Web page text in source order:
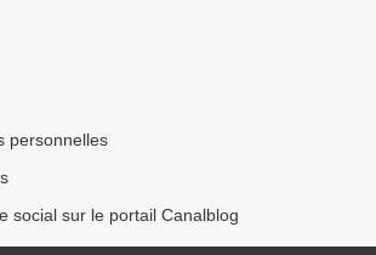
personnelles
social sur le portail Canalblog